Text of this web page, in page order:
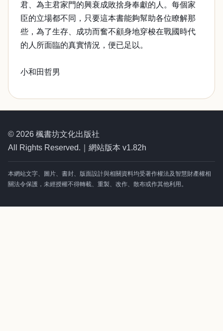
君、為主君家門的興衰成敗捨身奉獻的人。每個家
臣的立場都不同，只要這本書能夠幫助各位瞭解那
些，為了生存、成功而奮不顧身地穿梭在戰國時代
的人所面臨的真實情況，便已足以。
小和田哲男
© 2026 楓書坊文化出版社
All Rights Reserved.｜網站版本 v1.82h
本網站文字、圖片、書封、版面設計與相關資料均受著作權法及智慧財產權相
關法令保護，未經授權不得轉載、重製、改作、散布或作其他利用。